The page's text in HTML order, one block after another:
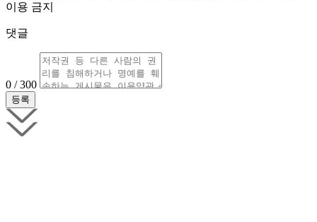
이용 금지
댓글
0 / 300